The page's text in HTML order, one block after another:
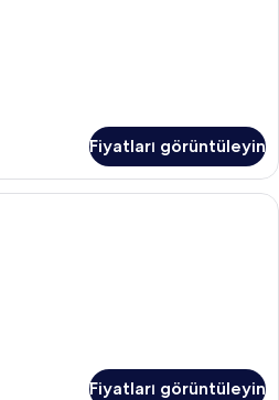
Fiyatları görüntüleyin
Kaliteli yatak takımı, ses yalıtımı,
Fiyatları görüntüleyin